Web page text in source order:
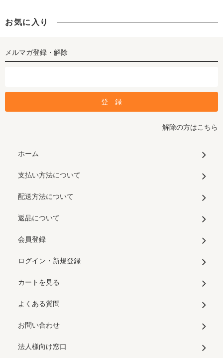
お気に入り
メルマガ登録・解除
解除の方はこちら
ホーム
支払い方法について
配送方法について
返品について
会員登録
ログイン・新規登録
カートを見る
よくある質問
お問い合わせ
法人様向け窓口